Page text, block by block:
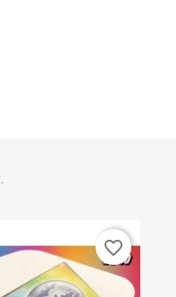
favorite_border